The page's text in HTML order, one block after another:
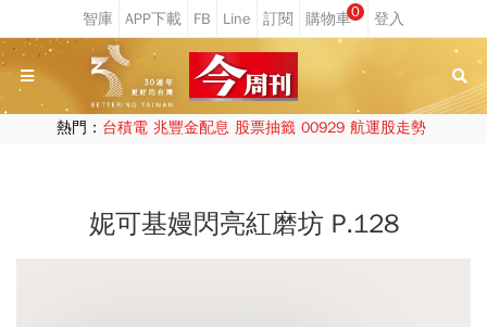
0
熱門： 台積電 兆豐金配息 股票抽籤 00929 航運股走勢
妮可基嫚閃亮紅磨坊 P.128